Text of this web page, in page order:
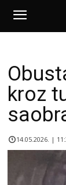
kroz
14.05.2026. |